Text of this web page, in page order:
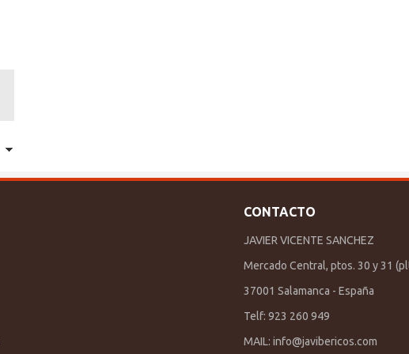
CONTACTO
JAVIER VICENTE SANCHEZ
Mercado Central, ptos. 30 y 31
37001 Salamanca - España
Telf: 923 260 949
MAIL: info@javibericos.com